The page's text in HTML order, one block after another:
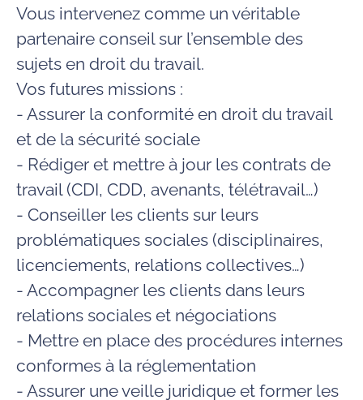
Vous intervenez comme un véritable
partenaire conseil sur l’ensemble des
sujets en droit du travail.
Vos futures missions :
- Assurer la conformité en droit du travail
et de la sécurité sociale
- Rédiger et mettre à jour les contrats de
travail (CDI, CDD, avenants, télétravail…)
- Conseiller les clients sur leurs
problématiques sociales (disciplinaires,
licenciements, relations collectives…)
- Accompagner les clients dans leurs
relations sociales et négociations
- Mettre en place des procédures internes
conformes à la réglementation
- Assurer une veille juridique et former les